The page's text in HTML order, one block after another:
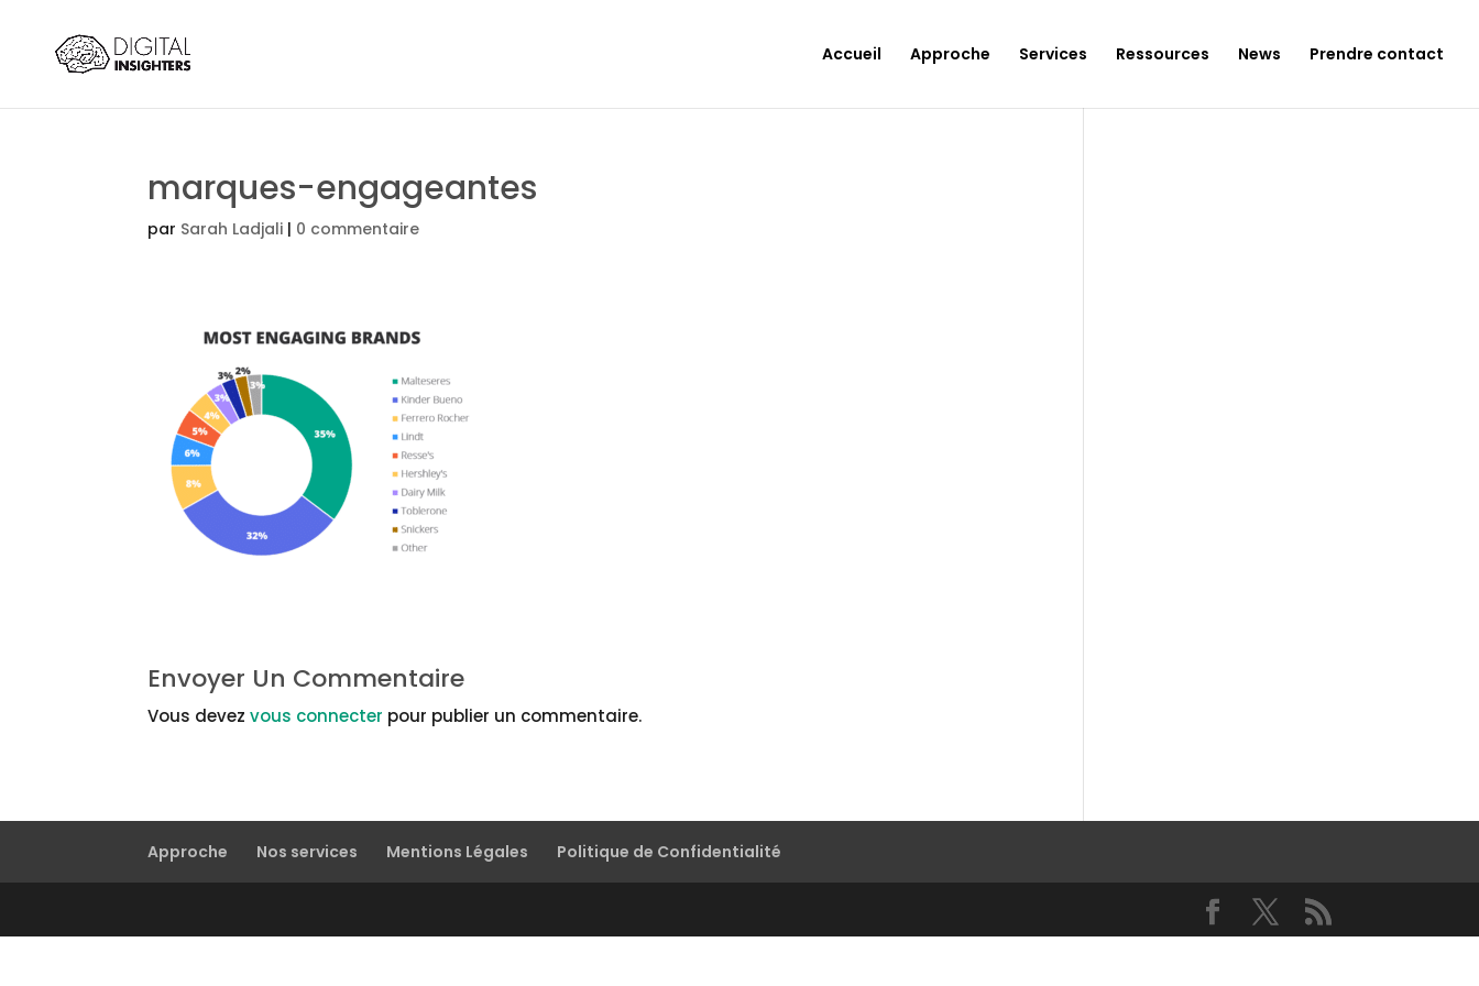
Accueil Approche Services Ressources News Prendre contact
marques-engageantes
par Sarah Ladjali | 0 commentaire
Envoyer Un Commentaire
Vous devezvous connecter pour publier un commentaire.
Approche Nos services Mentions Légales Politique de Confidentialité